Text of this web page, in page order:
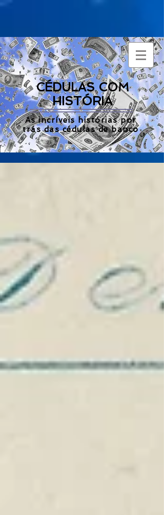
CÉDULAS COM
HISTÓRIA
As incríveis histórias por
trás das cédulas de banco